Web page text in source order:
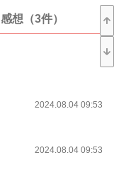
感想（3件）
2024.08.04 09:53
2024.08.04 09:53